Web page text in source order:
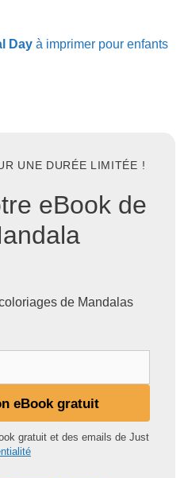
Day à imprimer pour enfants
UNE DURÉE LIMITÉE !
eBook de
de Mandalas
eBook gratuit
gratuit et des emails de Just